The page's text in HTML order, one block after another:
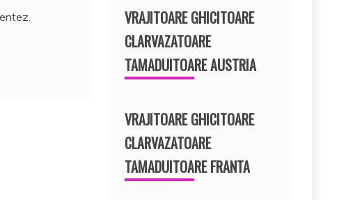
VRAJITOARE GHICITOARE
CLARVAZATOARE
TAMADUITOARE AUSTRIA
VRAJITOARE GHICITOARE
CLARVAZATOARE
TAMADUITOARE FRANTA